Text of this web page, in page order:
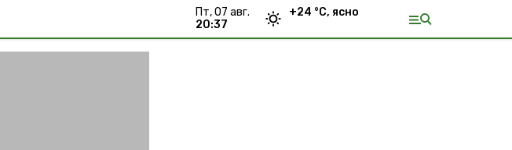
пт, 07 авг.
20:37
+24 °С, ясно